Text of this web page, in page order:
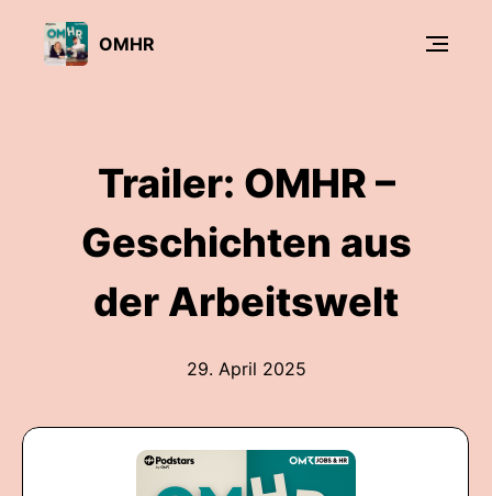
OMHR
Trailer: OMHR –
Geschichten aus
der Arbeitswelt
29. April 2025